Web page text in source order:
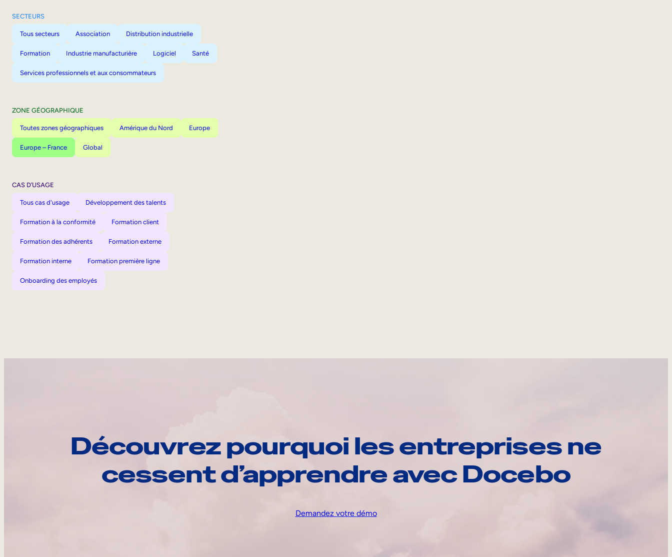
SECTEURS
Tous secteurs Association Distribution industrielle
Formation Industrie manufacturière Logiciel Santé
Services professionnels et aux consommateurs
ZONE GÉOGRAPHIQUE
Toutes zones géographiques Amérique du Nord Europe
Europe – France Global
CAS D’USAGE
Tous cas d'usage Développement des talents
Formation à la conformité Formation client
Formation des adhérents Formation externe
Formation interne Formation première ligne
Onboarding des employés
Découvrez pourquoi les entreprises ne
cessent d’apprendre avec Docebo
Demandez votre démo